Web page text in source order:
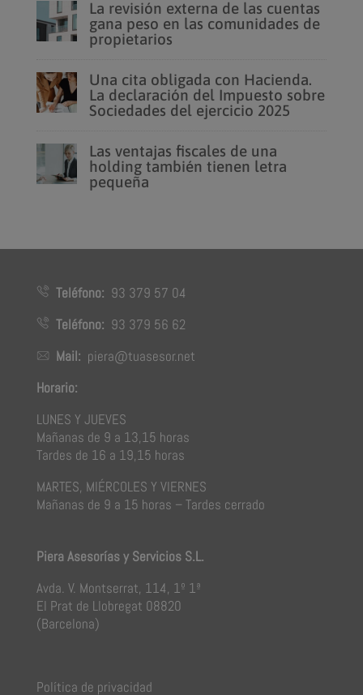
La revisión externa de las cuentas
gana peso en las comunidades de
propietarios
Una cita obligada con Hacienda.
La declaración del Impuesto sobre
Sociedades del ejercicio 2025
Las ventajas fiscales de una
holding también tienen letra
pequeña
Teléfono: 93 379 57 04
Teléfono: 93 379 56 62
Mail: piera@tuasesor.net
Horario:
LUNES Y JUEVES
Mañanas de 9 a 13,15 horas
Tardes de 16 a 19,15 horas
MARTES, MIÉRCOLES Y VIERNES
Mañanas de 9 a 15 horas – Tardes cerrado
Piera Asesorías y Servicios S.L.
Avda. V. Montserrat, 114, 1º 1ª
El Prat de Llobregat 08820
(Barcelona)
Política de privacidad